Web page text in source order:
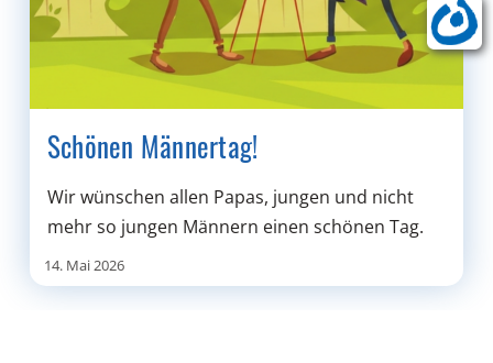
Schönen Männertag!
Wir wünschen allen Papas, jungen und nicht
mehr so jungen Männern einen schönen Tag.
14. Mai 2026